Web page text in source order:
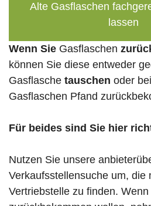
Alte Gasflaschen
lassen
Wenn Sie Gasflaschen
können Sie diese entweder
Gasflasche tauschen oder
Gasflaschen Pfand
Für beides sind Sie hier
Nutzen Sie unsere
Verkaufsstellensuche um, die
Vertriebstelle zu finden.